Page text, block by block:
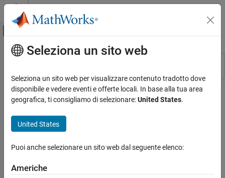
Vai al contenuto
Attiva/disattiva menu di navigazione
Risorsa
Stato
Contenuto principale
Seleziona un sito web
Seleziona un sito web per visualizzare contenuto tradotto dove
disponibile e vedere eventi e offerte locali. In base alla tua area
geografica, ti consigliamo di selezionare:United States.
United States
Puoi anche selezionare un sito web dal seguente elenco:
Americhe